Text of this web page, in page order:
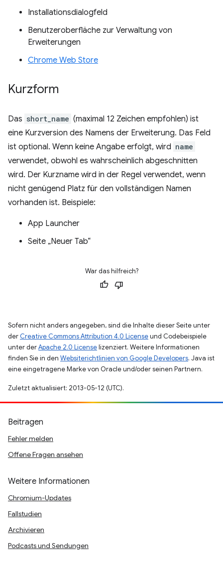
Installationsdialogfeld
Benutzeroberfläche zur Verwaltung von
Erweiterungen
Chrome Web Store
Kurzform
Das short_name (maximal 12 Zeichen empfohlen) ist
eine Kurzversion des Namens der Erweiterung. Das Feld
ist optional. Wenn keine Angabe erfolgt, wird name
verwendet, obwohl es wahrscheinlich abgeschnitten
wird. Der Kurzname wird in der Regel verwendet, wenn
nicht genügend Platz für den vollständigen Namen
vorhanden ist. Beispiele:
App Launcher
Seite „Neuer Tab“
War das hilfreich?
Sofern nicht anders angegeben, sind die Inhalte dieser Seite unter
der Creative Commons Attribution 4.0 Licenseund Codebeispiele
unter derApache 2.0 Licenselizenziert. Weitere Informationen
finden Sie in den Websiterichtlinien von Google Developers. Java ist
eine eingetragene Marke von Oracle und/oder seinen Partnern.
Zuletzt aktualisiert: 2013-05-12 (UTC).
Beitragen
Fehler melden
Offene Fragen ansehen
Weitere Informationen
Chromium-Updates
Fallstudien
Archivieren
Podcasts und Sendungen